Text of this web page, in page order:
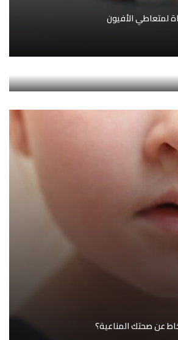
لمتعاطي الأفيون
كبيرًا في ارتفاع متوسط العمر
عن صحتك المناعية؟